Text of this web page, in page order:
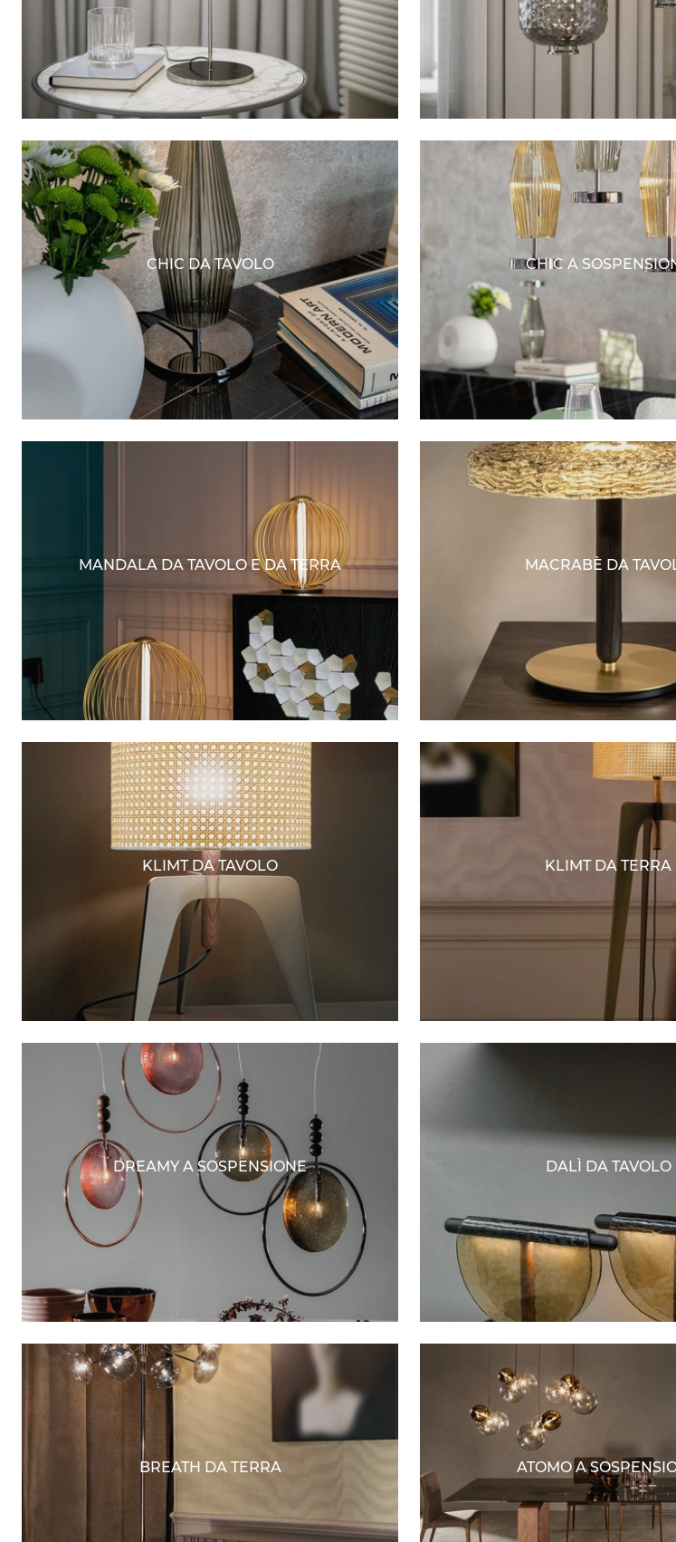
CHIC DA TAVOLO CHIC A
MANDALA DA TAVOLO E DA TERRA MACRABÈ DA
KLIMT DA TAVOLO KLIMT DA TERRA
DREAMY A SOSPENSIONE DALÌ DA TAVOLO
BREATH DA TERRA ATOMO A